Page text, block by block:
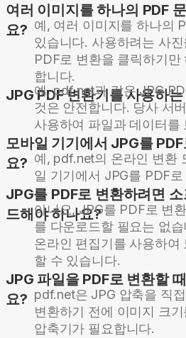
여러 이미지를 하나의 PDF
요? 예, 여러 이미지를 하나의
있습니다. 사용하려는 사
PDF로 변환을 클릭하기
합니다.
JPG PDF 변환기를 사용하
예, pdf.net과 같은 JPG
것은 안전합니다. 당사 서
사용하여 파일과 데이터를
모바일 기기에서 JPG를
요? 예, pdf.net의 온라인 변환
일 기기에서 JPG를 PDF
JPG를 PDF로 변환하려면
드해야 하나요?
아니요, JPG를 PDF로 변
를 다운로드할 필요는 없
온라인 편집기를 사용하여
할 수 있습니다.
JPG 파일을 PDF로 변환할
요? pdf.net은 JPG 압축을 직
변환하기 전에 이미지 크
압축기가 필요합니다.